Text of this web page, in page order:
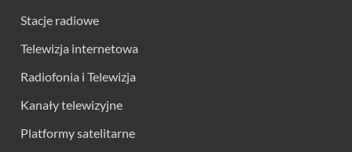
Stacje radiowe
Telewizja internetowa
Radiofonia i Telewizja
Kanały telewizyjne
Platformy satelitarne